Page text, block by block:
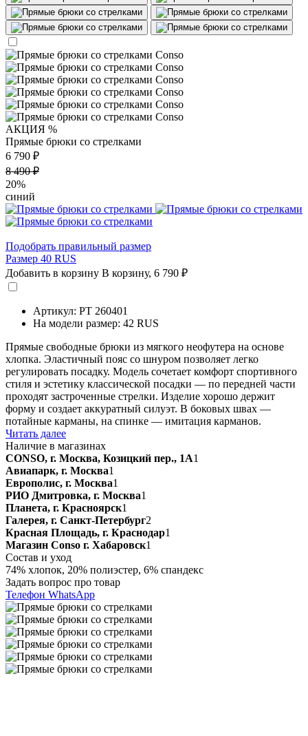
АКЦИЯ %
Прямые брюки со стрелками
6 790 ₽
8 490 ₽
20%
синий
Подобрать правильный размер
Размер 40 RUS
Добавить в корзину В корзину, 6 790 ₽
Артикул: PT 260401
На модели размер: 42 RUS
Прямые свободные брюки из мягкого неофутера на основе
хлопка. Эластичный пояс со шнуром позволяет легко
регулировать посадку. Модель сочетает комфорт спортивного
стиля и эстетику классической посадки — по передней части
проходят застроченные стрелки. Изделие хорошо держит
форму и создает аккуратный силуэт. В боковых швах —
потайные карманы, на спинке — имитация карманов.
Читать далее
Наличие в магазинах
CONSO, г. Москва, Козицкий пер., 1А1
Авиапарк, г. Москва1
Европолис, г. Москва1
РИО Дмитровка, г. Москва1
Планета, г. Красноярск1
Галерея, г. Санкт-Петербург2
Красная Площадь, г. Краснодар1
Магазин Conso г. Хабаровск1
Состав и уход
74% хлопок, 20% полиэстер, 6% спандекс
Задать вопрос про товар
Телефон WhatsApp